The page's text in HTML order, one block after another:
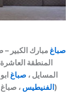
صباغمبارك الكبير
المنطقة العاشرة
المسايل ، صباغ
الفنيطيس ، صباغ ،صباغ صبحان)